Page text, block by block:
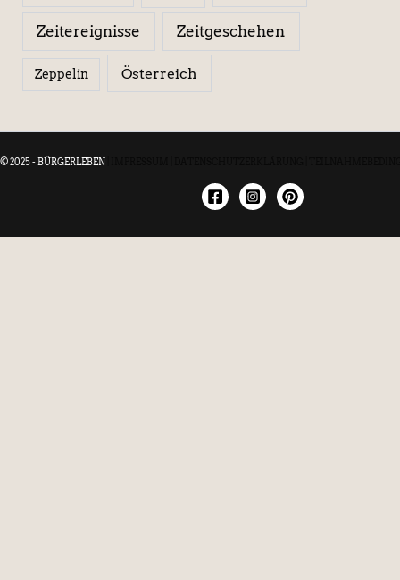
Zeitereignisse Zeitgeschehen
Zeppelin Österreich
© 2025 - BÜRGERLEBEN